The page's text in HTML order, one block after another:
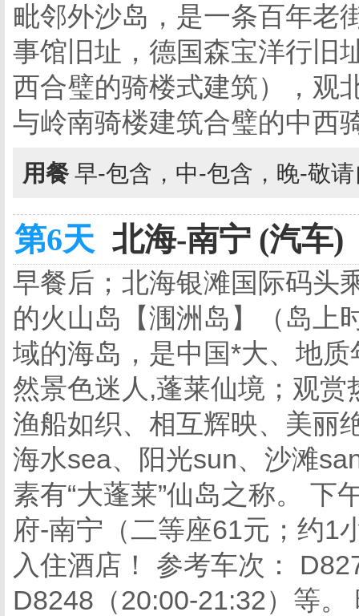
毗邻外沙岛，是一条百年老
事馆旧址，德国森宝洋行旧
西合璧的骑楼式建筑），观
与岭南骑楼建筑合璧的中西
用餐 早-包含，中-包含，晚-敬
第6天 北海-南宁 (汽车)
早餐后；北海银滩国际码头
的火山岛【涠洲岛】（岛上
域的海岛，是中国*大、地
然景色迷人,蓬莱仙境；观
渔船如织、相互辉映、美丽
海水sea、阳光sun、沙滩
素有“大蓬莱”仙岛之称。 下
府-南宁（二等座61元；约1
入住酒店！ 参考车次：
D8248（20:00-21:32）等